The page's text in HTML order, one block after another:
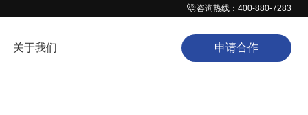
咨询热线：400-880-7283
关于我们 申请合作